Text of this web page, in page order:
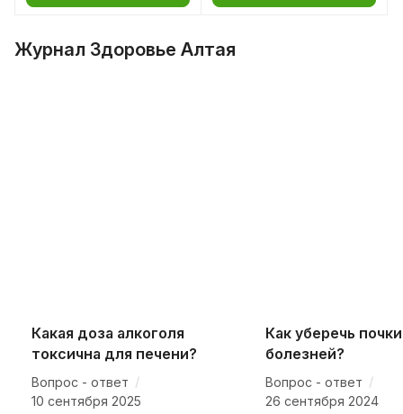
Журнал Здоровье Алтая
Какая доза алкоголя
токсична для печени?
Вопрос - ответ /
10 сентября 2025
Как уберечь
болезней?
Вопрос - ответ /
26 сентября 2024